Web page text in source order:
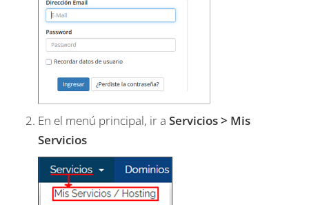
En el menú principal, ir a Servicios > Mis
Servicios